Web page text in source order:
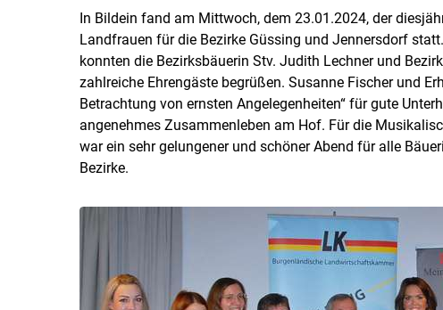
In Bildein fand am Mittwoch, dem 23.01.2024, der
Landfrauen für die Bezirke Güssing und Jennersdorf
konnten die Bezirksbäuerin Stv. Judith Lechner und
zahlreiche Ehrengäste begrüßen. Susanne Fischer und
Betrachtung von ernsten Angelegenheiten“ für gute
angenehmes Zusammenleben am Hof. Für die
war ein sehr gelungener und schöner Abend für alle
Bezirke.